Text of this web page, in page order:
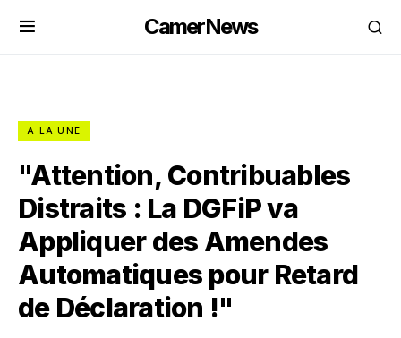
CamerNews
A LA UNE
"Attention, Contribuables
Distraits : La DGFiP va
Appliquer des Amendes
Automatiques pour Retard
de Déclaration !"